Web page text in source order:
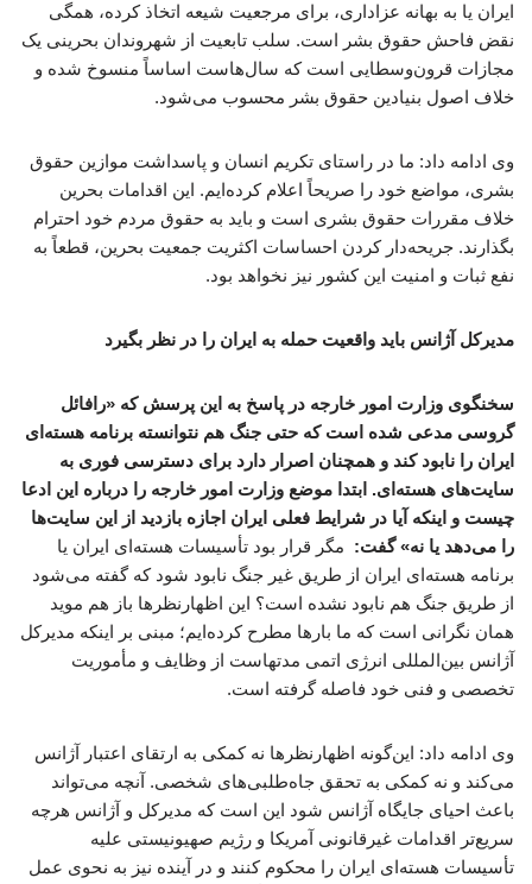
ایران یا به بهانه عزاداری، برای مرجعیت شیعه اتخاذ کرده، همگی
نقض فاحش حقوق بشر است. سلب تابعیت از شهروندان بحرینی یک
مجازات قرون‌وسطایی است که سال‌هاست اساساً منسوخ شده و
خلاف اصول بنیادین حقوق بشر محسوب می‌شود.
وی ادامه داد: ما در راستای تکریم انسان و پاسداشت موازین حقوق
بشری، مواضع خود را صریحاً اعلام کرده‌ایم. این اقدامات بحرین
خلاف مقررات حقوق بشری است و باید به حقوق مردم خود احترام
بگذارند. جریحه‌دار کردن احساسات اکثریت جمعیت بحرین، قطعاً به
نفع ثبات و امنیت این کشور نیز نخواهد بود.
مدیرکل آژانس باید واقعیت حمله به ایران را در نظر بگیرد
سخنگوی وزارت امور خارجه در پاسخ به این پرسش که «رافائل
گروسی مدعی شده است که حتی جنگ هم نتوانسته برنامه هسته‌ای
ایران را نابود کند و همچنان اصرار دارد برای دسترسی فوری به
سایت‌های هسته‌ای. ابتدا موضع وزارت امور خارجه را درباره این ادعا
چیست و اینکه آیا در شرایط فعلی ایران اجازه بازدید از این سایت‌ها
را می‌دهد یا نه» گفت: مگر قرار بود تأسیسات هسته‌ای ایران یا
برنامه هسته‌ای ایران از طریق غیر جنگ نابود شود که گفته می‌شود
از طریق جنگ هم نابود نشده است؟ این اظهارنظرها باز هم موید
همان نگرانی است که ما بارها مطرح کرده‌ایم؛ مبنی بر اینکه مدیرکل
آژانس بین‌المللی انرژی اتمی مدتهاست از وظایف و مأموریت
تخصصی و فنی خود فاصله گرفته است.
وی ادامه داد: این‌گونه اظهارنظرها نه کمکی به ارتقای اعتبار آژانس
می‌کند و نه کمکی به تحقق جاه‌طلبی‌های شخصی. آنچه می‌تواند
باعث احیای جایگاه آژانس شود این است که مدیرکل و آژانس هرچه
سریع‌تر اقدامات غیرقانونی آمریکا و رژیم صهیونیستی علیه
تأسیسات هسته‌ای ایران را محکوم کنند و در آینده نیز به نحوی عمل